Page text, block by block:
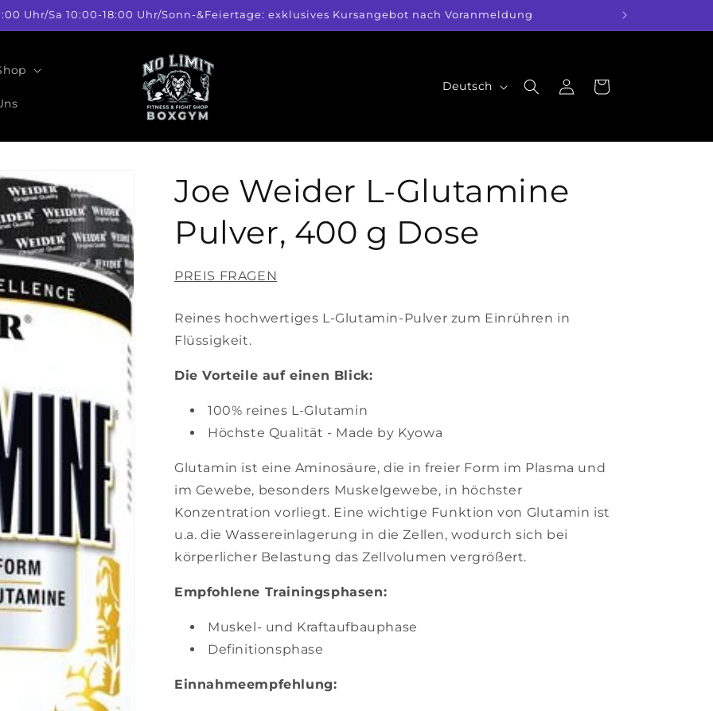
Uhr/Sa 10:00-18:00 Uhr/Sonn-&Feiertage: exklusives Kursangebot nach Voranmeldung
S
c
h
e
Deutsch EinloggenWarenkorb
Joe Weider L-Glutamine
Pulver, 400 g Dose
PREIS FRAGEN
Reines hochwertiges L-Glutamin-Pulver zum Einrühren in
Flüssigkeit.
Die Vorteile auf einen Blick:
100% reines L-Glutamin
Höchste Qualität - Made by Kyowa
Glutamin ist eine Aminosäure, die in freier Form im Plasma und
im Gewebe, besonders Muskelgewebe, in höchster
Konzentration vorliegt. Eine wichtige Funktion von Glutamin ist
u.a. die Wassereinlagerung in die Zellen, wodurch sich bei
körperlicher Belastung das Zellvolumen vergrößert.
Empfohlene Trainingsphasen:
Muskel- und Kraftaufbauphase
Definitionsphase
Einnahmeempfehlung: